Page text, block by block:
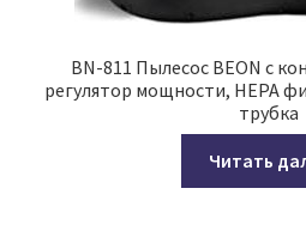
BN-811 Пылесос BEON с
регулятор мощности, НЕРА
трубка
Читать